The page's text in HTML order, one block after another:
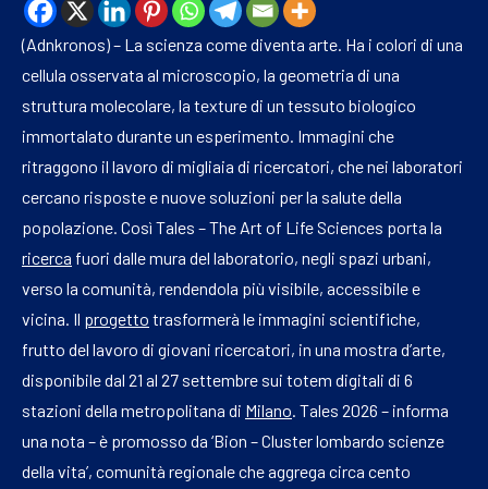
(Adnkronos) – La scienza come diventa arte. Ha i colori di una
cellula osservata al microscopio, la geometria di una
struttura molecolare, la texture di un tessuto biologico
immortalato durante un esperimento. Immagini che
ritraggono il lavoro di migliaia di ricercatori, che nei laboratori
cercano risposte e nuove soluzioni per la salute della
popolazione. Così Tales – The Art of Life Sciences porta la
ricerca fuori dalle mura del laboratorio, negli spazi urbani,
verso la comunità, rendendola più visibile, accessibile e
vicina. Il progetto trasformerà le immagini scientifiche,
frutto del lavoro di giovani ricercatori, in una mostra d’arte,
disponibile dal 21 al 27 settembre sui totem digitali di 6
stazioni della metropolitana di Milano. Tales 2026 – informa
una nota – è promosso da ‘Bion – Cluster lombardo scienze
della vita’, comunità regionale che aggrega circa cento